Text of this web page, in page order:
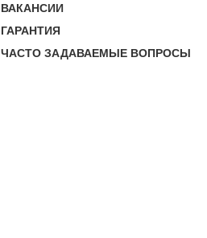
ВАКАНСИИ
ГАРАНТИЯ
ЧАСТО ЗАДАВАЕМЫЕ ВОПРОСЫ